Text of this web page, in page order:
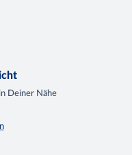
Deiner Nähe